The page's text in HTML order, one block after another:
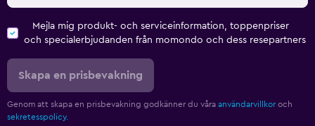
Mejla mig produkt- och serviceinformation, toppenpriser
och specialerbjudanden från momondo och dess resepartners
Skapa en prisbevakning
Genom att skapa en prisbevakning godkänner du våra användarvillkor och
sekretesspolicy.